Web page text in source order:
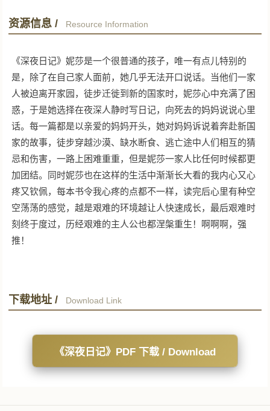
资源信息 / Resource Information
《深夜日记》妮莎是一个很普通的孩子，唯一有点儿特别的
是，除了在自己家人面前，她几乎无法开口说话。当他们一家
人被迫离开家园，徒步迁徙到新的国家时，妮莎心中充满了困
惑，于是她选择在夜深人静时写日记，向死去的妈妈说说心里
话。每一篇都是以亲爱的妈妈开头，她对妈妈诉说着奔赴新国
家的故事，徒步穿越沙漠、缺水断食、逃亡途中人们相互的猜
忌和伤害，一路上困难重重，但是妮莎一家人比任何时候都更
加团结。同时妮莎也在这样的生活中渐渐长大看的我内心又心
疼又钦佩，每本书令我心疼的点都不一样，读完后心里有种空
空荡荡的感觉，越是艰难的环境越让人快速成长，最后艰难时
刻终于度过，历经艰难的主人公也都涅槃重生！啊啊啊，强
推！
下载地址 / Download Link
《深夜日记》PDF 下载 / Download